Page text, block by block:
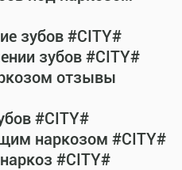
зубов #CITY#
зубов #CITY#
отзывы
#CITY#
наркозом #CITY#
#CITY#